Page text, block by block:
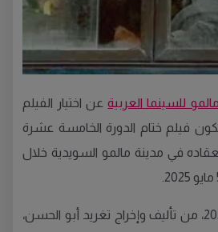
مالمو للسينما العربيةعن اختيار الفيلم
فيلم ختام الدورة الخامسة عشرة
في مدينة مالمو السويدية خلال
الفيلم، من إنتاج عام 2024، من تأليف وإخراج تغريد أبو الحسن،